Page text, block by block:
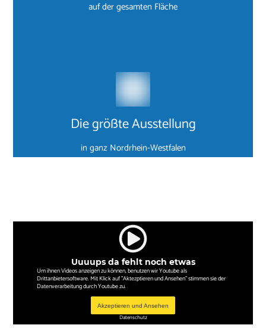
auf der gesamten Fläche
Die größte Ausstellung
in ganz Nordrhein-Westfalen
Uuuups da fehlt noch etwas
Um ihnen Videos anzeigen zu können, benutzen wir Youtube als
Drittanbietersoftware. Mit Klick auf "Aktezptieren und Ansehen" stimmen sie der
Datenverarbeitung durch Youtube zu.
Akzeptieren und Ansehen
Datenschutz